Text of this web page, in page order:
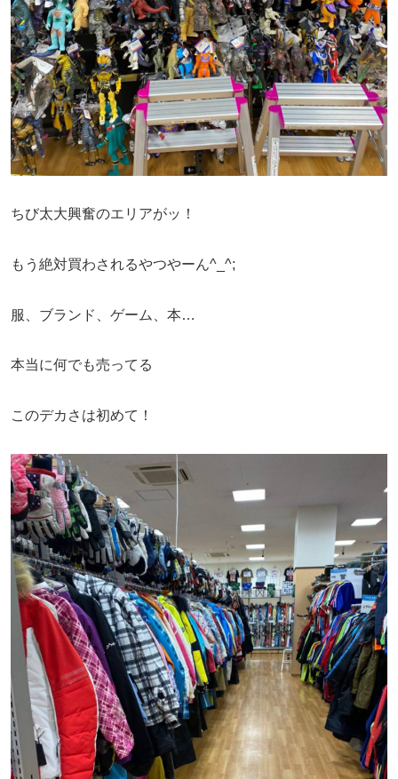
ちび太大興奮のエリアがッ！
もう絶対買わされるやつやーん^_^;
服、ブランド、ゲーム、本…
本当に何でも売ってる
このデカさは初めて！